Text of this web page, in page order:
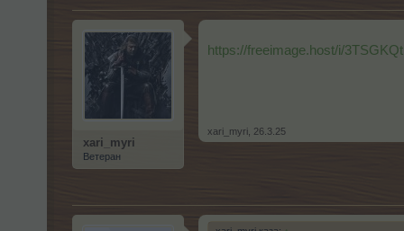
xari_myri
Ветеран
https://freeimage.host/i/3TSGKQt
xari_myri 26.3.25